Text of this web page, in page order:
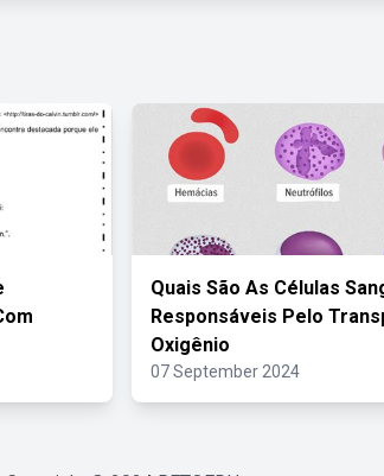
Quais São As Células
Responsáveis Pelo
Oxigênio
07 September 2024